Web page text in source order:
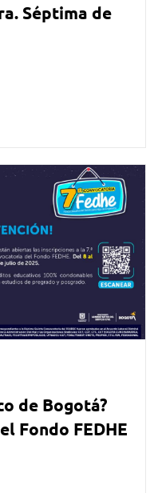
Séptima de
de Bogotá?
Fondo FEDHE